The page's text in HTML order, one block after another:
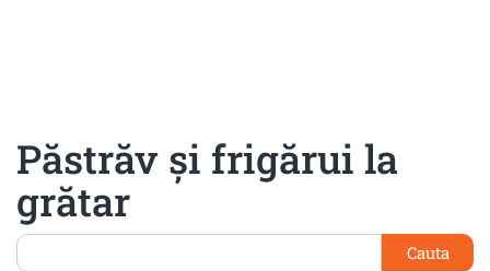
Păstrăv şi frigărui la
grătar
Cauta